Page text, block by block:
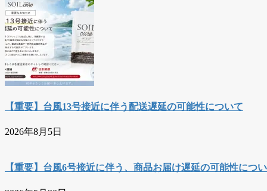
【重要】台風13号接近に伴う配送遅延の可能性について
2026年8月5日
【重要】台風6号接近に伴う、商品お届け遅延の可能性につ